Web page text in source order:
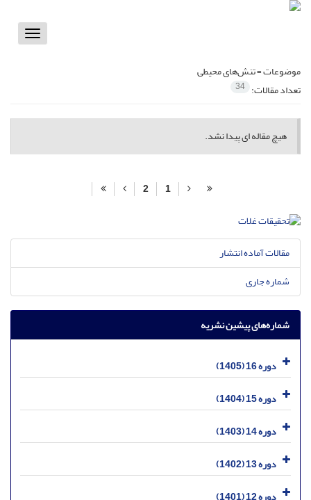
Toggle
موضوعات =تنش‌های محیطی
تعداد مقالات: 34
هیچ مقاله ای پیدا نشد.
1
2
مقالات آماده انتشار
شماره جاری
شماره‌های پیشین نشریه
دوره 16 (1405)
دوره 15 (1404)
دوره 14 (1403)
دوره 13 (1402)